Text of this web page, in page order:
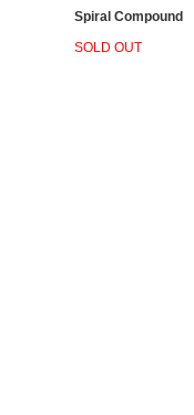
Spiral Compound
SOLD OUT